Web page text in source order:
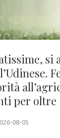
si
per oltre
08-05